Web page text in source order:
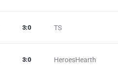
TS
3:0
HeroesHearth
3:0